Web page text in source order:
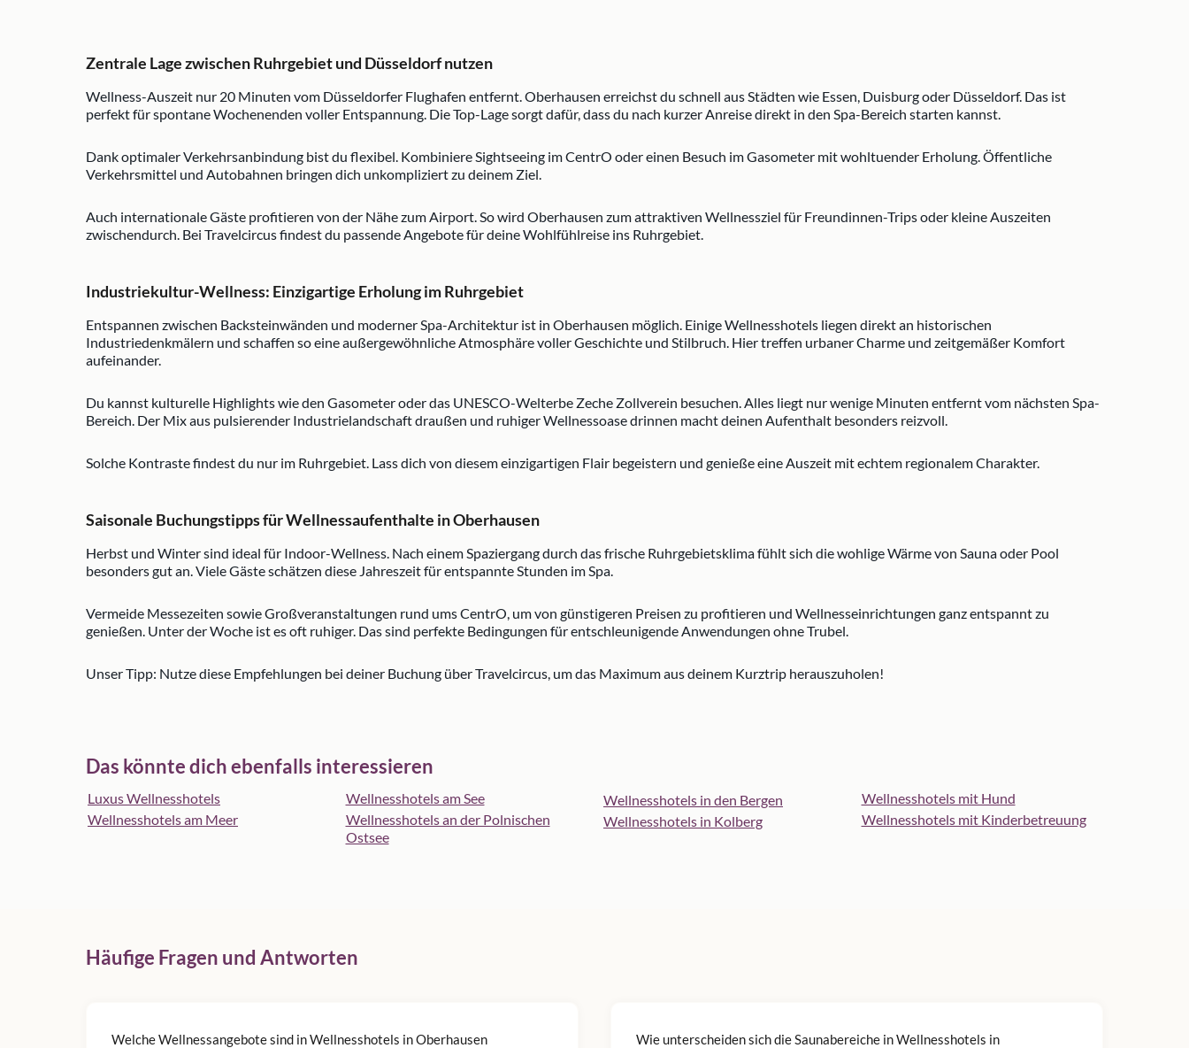
Zentrale Lage zwischen Ruhrgebiet und Düsseldorf nutzen
Wellness-Auszeit nur 20 Minuten vom Düsseldorfer Flughafen entfernt. Oberhausen erreichst du schnell aus Städten wie Essen, Duisburg oder Düsseldorf. Das ist
perfekt für spontane Wochenenden voller Entspannung. Die Top-Lage sorgt dafür, dass du nach kurzer Anreise direkt in den Spa-Bereich starten kannst.
Dank optimaler Verkehrsanbindung bist du flexibel. Kombiniere Sightseeing im CentrO oder einen Besuch im Gasometer mit wohltuender Erholung. Öffentliche
Verkehrsmittel und Autobahnen bringen dich unkompliziert zu deinem Ziel.
Auch internationale Gäste profitieren von der Nähe zum Airport. So wird Oberhausen zum attraktiven Wellnessziel für Freundinnen-Trips oder kleine Auszeiten
zwischendurch. Bei Travelcircus findest du passende Angebote für deine Wohlfühlreise ins Ruhrgebiet.
Industriekultur-Wellness: Einzigartige Erholung im Ruhrgebiet
Entspannen zwischen Backsteinwänden und moderner Spa-Architektur ist in Oberhausen möglich. Einige Wellnesshotels liegen direkt an historischen
Industriedenkmälern und schaffen so eine außergewöhnliche Atmosphäre voller Geschichte und Stilbruch. Hier treffen urbaner Charme und zeitgemäßer Komfort
aufeinander.
Du kannst kulturelle Highlights wie den Gasometer oder das UNESCO-Welterbe Zeche Zollverein besuchen. Alles liegt nur wenige Minuten entfernt vom nächsten Spa-
Bereich. Der Mix aus pulsierender Industrielandschaft draußen und ruhiger Wellnessoase drinnen macht deinen Aufenthalt besonders reizvoll.
Solche Kontraste findest du nur im Ruhrgebiet. Lass dich von diesem einzigartigen Flair begeistern und genieße eine Auszeit mit echtem regionalem Charakter.
Saisonale Buchungstipps für Wellnessaufenthalte in Oberhausen
Herbst und Winter sind ideal für Indoor-Wellness. Nach einem Spaziergang durch das frische Ruhrgebietsklima fühlt sich die wohlige Wärme von Sauna oder Pool
besonders gut an. Viele Gäste schätzen diese Jahreszeit für entspannte Stunden im Spa.
Vermeide Messezeiten sowie Großveranstaltungen rund ums CentrO, um von günstigeren Preisen zu profitieren und Wellnesseinrichtungen ganz entspannt zu
genießen. Unter der Woche ist es oft ruhiger. Das sind perfekte Bedingungen für entschleunigende Anwendungen ohne Trubel.
Unser Tipp: Nutze diese Empfehlungen bei deiner Buchung über Travelcircus, um das Maximum aus deinem Kurztrip herauszuholen!
Das könnte dich ebenfalls interessieren
Luxus Wellnesshotels
Wellnesshotels am Meer
Wellnesshotels am See
Wellnesshotels an der Polnischen
Ostsee
Wellnesshotels in den Bergen
Wellnesshotels in Kolberg
Wellnesshotels mit Hund
Wellnesshotels mit Kinderbetreuung
Häufige Fragen und Antworten
Welche Wellnessangebote sind in Wellnesshotels in Oberhausen Wie unterscheiden sich die Saunabereiche in Wellnesshotels in